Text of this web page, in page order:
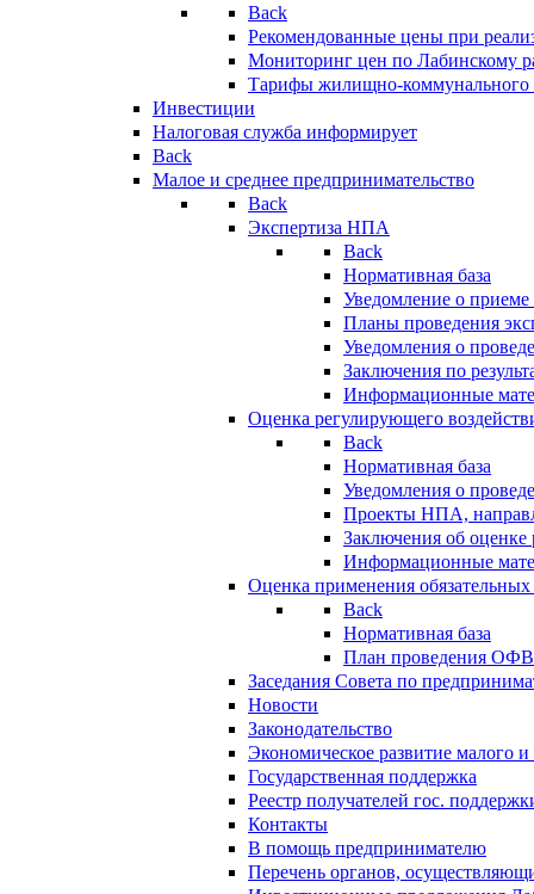
Back
Рекомендованные цены при
Мониторинг цен по Лабинскому
Тарифы жилищно-коммунального
Инвестиции
Налоговая служба информирует
Back
Малое и среднее предпринимательство
Back
Экспертиза НПА
Back
Нормативная база
Уведомление о
Планы проведения
Уведомления о
Заключения по
Информационные
Оценка регулирующего
Back
Нормативная база
Уведомления о
Проекты НПА,
Заключения об
Информационные
Оценка применения
Back
Нормативная база
План проведения
Заседания Совета по
Новости
Законодательство
Экономическое развитие малого и
Государственная поддержка
Реестр получателей гос.
Контакты
В помощь предпринимателю
Перечень органов,